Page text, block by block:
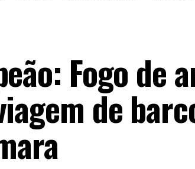
Fogo
de